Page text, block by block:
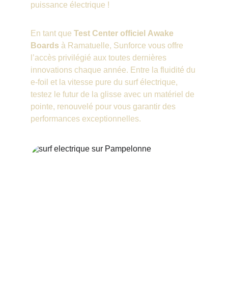
puissance électrique !
En tant que Test Center officiel Awake
Boards à Ramatuelle, Sunforce vous offre
l’accès privilégié aux toutes dernières
innovations chaque année. Entre la fluidité du
e-foil et la vitesse pure du surf électrique,
testez le futur de la glisse avec un matériel de
pointe, renouvelé pour vous garantir des
performances exceptionnelles.